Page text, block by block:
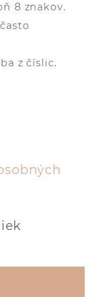
8 znakov.
z číslic.